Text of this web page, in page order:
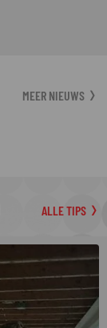
MEER NIEUWS
ALLE TIPS